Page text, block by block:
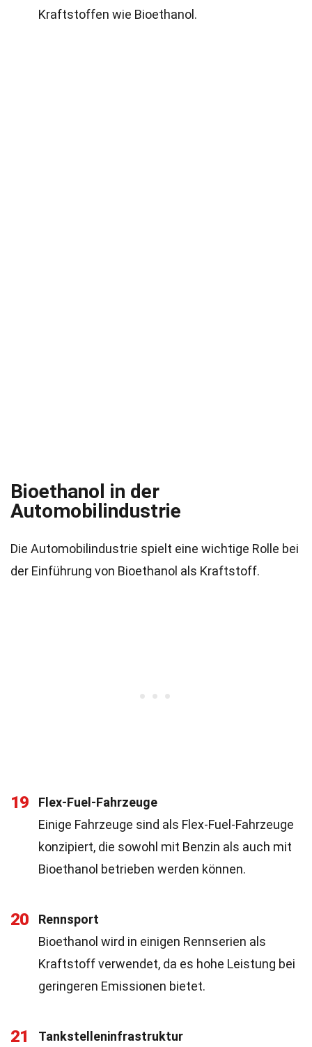
Kraftstoffen wie Bioethanol.
Bioethanol in der
Automobilindustrie
Die Automobilindustrie spielt eine wichtige Rolle bei
der Einführung von Bioethanol als Kraftstoff.
19
Flex-Fuel-Fahrzeuge
Einige Fahrzeuge sind als Flex-Fuel-Fahrzeuge
konzipiert, die sowohl mit Benzin als auch mit
Bioethanol betrieben werden können.
20
Rennsport
Bioethanol wird in einigen Rennserien als
Kraftstoff verwendet, da es hohe Leistung bei
geringeren Emissionen bietet.
21
Tankstelleninfrastruktur